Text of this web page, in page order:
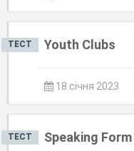
ТЕСТ Youth Clubs
18 січня 2023
ТЕСТ Speaking Form